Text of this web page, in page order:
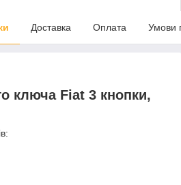
Доставка Оплата Умови
ключа Fiat 3 кнопки,